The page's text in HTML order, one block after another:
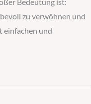
zu verwöhnen und
einfachen und